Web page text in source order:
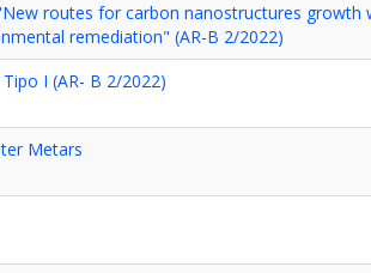
routes for carbon nanostructures growth
remediation" (AR-B 2/2022)
I (AR- B 2/2022)
Metars